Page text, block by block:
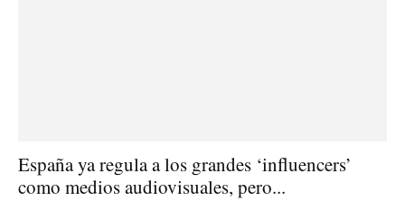
España ya regula a los grandes ‘influencers’
como medios audiovisuales, pero...